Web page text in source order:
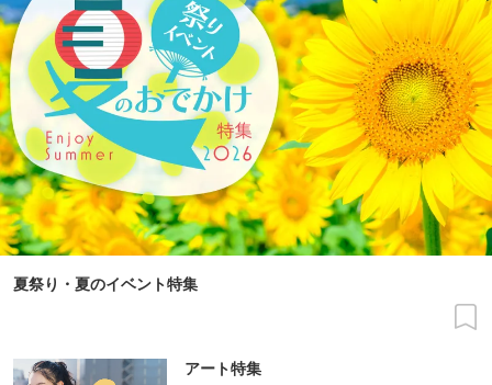
夏祭り・夏のイベント特集
アート特集